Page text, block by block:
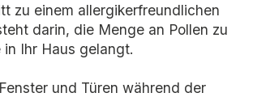
zu einem allergikerfreundlichen
darin, die Menge an Pollen zu
Ihr Haus gelangt.
und Türen während der